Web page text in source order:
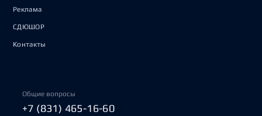
Реклама
СДЮШОР
Контакты
Общие вопросы
+7 (831) 465-16-60